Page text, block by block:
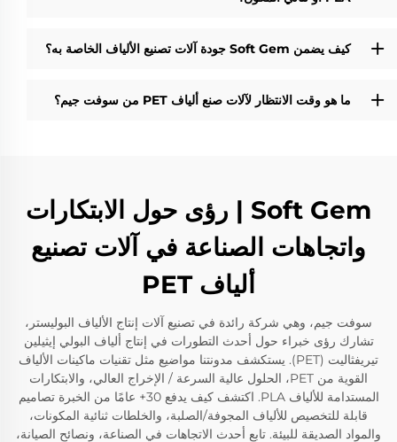
كيف يضمن Soft Gem جودة آلات تصنيع الألياف الخاصة به؟
ما هو وقت الانتظار لآلات صنع ألياف PET من سوفت جيم؟
Soft Gem | رؤى حول الابتكارات
واتجاهات الصناعة في آلات تصنيع
ألياف PET
سوفت جيم، وهي شركة رائدة في تصنيع آلات إنتاج الألياف البوليستر،
تشارك رؤى خبراء حول أحدث التطورات في إنتاج ألياف البولي إيثيلين
تيريفثاليت (PET). يستكشف مدونتنا مواضيع مثل تقنيات ماكينات الألياف
القوية من PET، الحلول عالية السرعة / الإخراج العالي، والابتكارات
المستدامة للألياف PLA. اكتشف كيف يدفع 30+ عامًا من الخبرة تصاميم
قابلة للتخصيص للألياف المجوفة/الصلبة، والخلطات ثنائية المكونات،
والمواد الصديقة للبيئة. تابع أحدث الاتجاهات في الصناعة، ونصائح الصيانة،